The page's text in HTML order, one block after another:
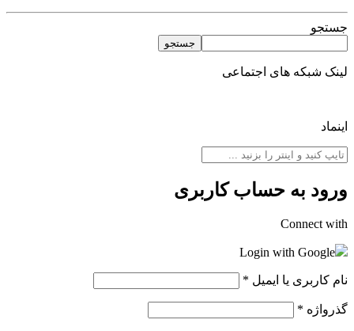
جستجو
جستجو
لینک شبکه های اجتماعی
اینماد
ورود به حساب کاربری
Connect with
Login with Google
نام کاربری یا ایمیل *
گذرواژه *